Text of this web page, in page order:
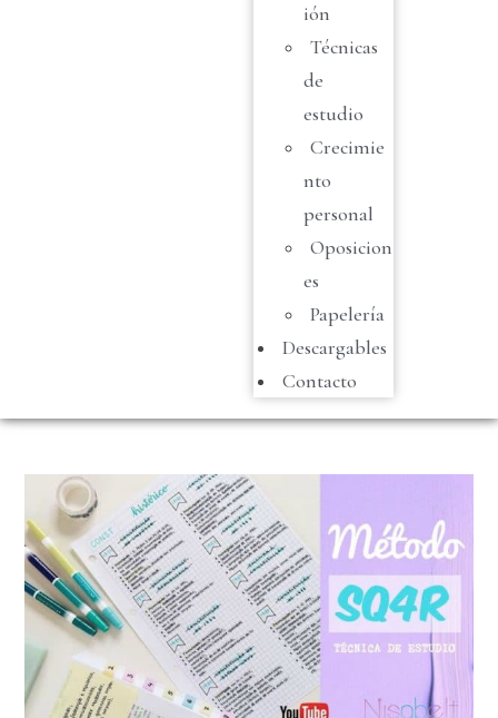
ión
Técnicas
de
estudio
Crecimie
nto
personal
Oposicion
es
Papelería
Descargables
Contacto